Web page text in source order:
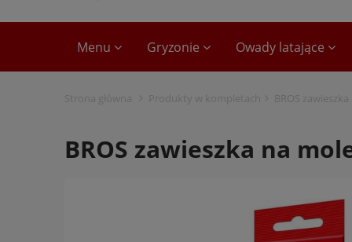
Menu Gryzonie Owady latające
Strona główna Produkty w kompletach BROS
BROS zawieszka na